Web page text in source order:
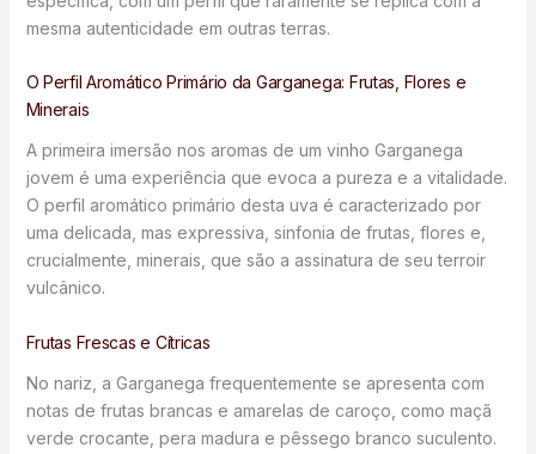
mesma autenticidade em outras terras.
O Perfil Aromático Primário da Garganega: Frutas, Flores e
Minerais
A primeira imersão nos aromas de um vinho Garganega
jovem é uma experiência que evoca a pureza e a vitalidade.
O perfil aromático primário desta uva é caracterizado por
uma delicada, mas expressiva, sinfonia de frutas, flores e,
crucialmente, minerais, que são a assinatura de seu terroir
vulcânico.
Frutas Frescas e Cítricas
No nariz, a Garganega frequentemente se apresenta com
notas de frutas brancas e amarelas de caroço, como maçã
verde crocante, pera madura e pêssego branco suculento.